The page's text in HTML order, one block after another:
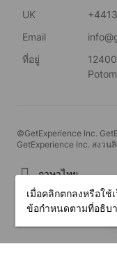
UK
Email
ที่อยู่
©GetExperience Inc.
GetExperience Inc. สงวน
ภาษาไทย
เมื่อคลิกตกลงหรือใ
ข้อกำหนดตามที่อธิบ